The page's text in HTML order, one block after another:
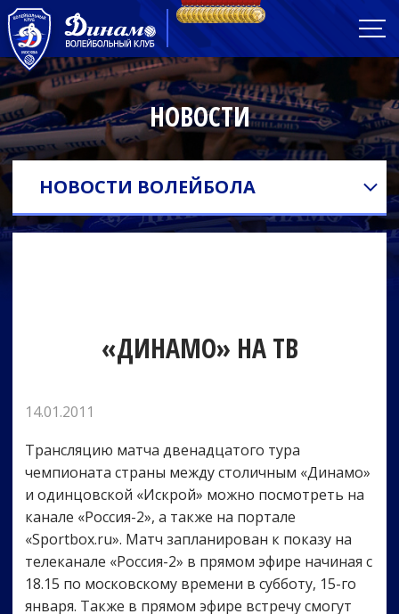
НОВОСТИ
НОВОСТИ ВОЛЕЙБОЛА
«ДИНАМО» НА ТВ
14.01.2011
Трансляцию матча двенадцатого тура
чемпионата страны между столичным «Динамо»
и одинцовской «Искрой» можно посмотреть на
канале «Россия-2», а также на портале
«Sportbox.ru». Матч запланирован к показу на
телеканале «Россия-2» в прямом эфире начиная с
18.15 по московскому времени в субботу, 15-го
января. Также в прямом эфире встречу смогут